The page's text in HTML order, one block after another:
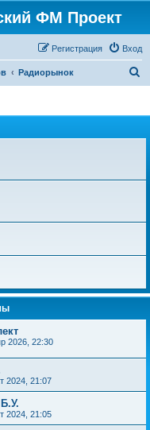
ФМ Проект
Вход
Регистрация
Радиорынок
2026, 22:30
2024, 21:07
2024, 21:05